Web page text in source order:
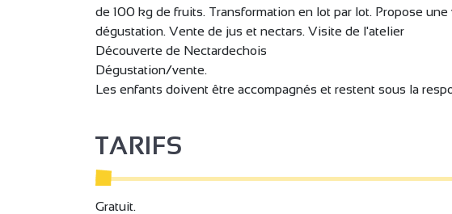
de 100 kg de fruits. Transformation en lot par lot. Propose
dégustation. Vente de jus et nectars. Visite de l'atelier
Découverte de Nectardechois
Dégustation/vente.
Les enfants doivent être accompagnés et restent sous la
TARIFS
Gratuit.